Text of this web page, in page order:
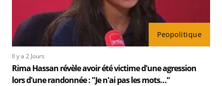
Peopolitique
Il y a 2 Jours
Rima Hassan révèle avoir été victime d'une agression
lors d'une randonnée : "Je n'ai pas les mots…"